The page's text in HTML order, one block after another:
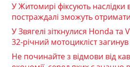
У Житомирі фіксують наслідки
постраждалі зможуть
У Звягелі зіткнулися Honda та
32-річний мотоцикліст загинув
Не починайте з відмови від